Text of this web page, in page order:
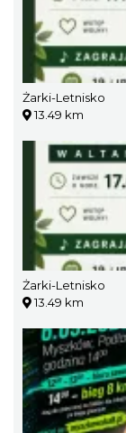
Żarki-Letnisko
13.49 km
Żarki-Letnisko
13.49 km